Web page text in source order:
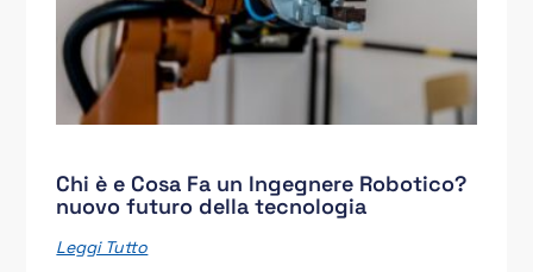
Chi è e Cosa Fa un Ingegnere Robotico?
nuovo futuro della tecnologia
Leggi Tutto